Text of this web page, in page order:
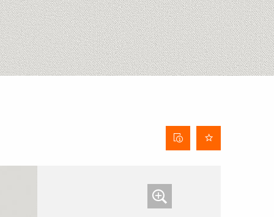
Stofinformatieblad